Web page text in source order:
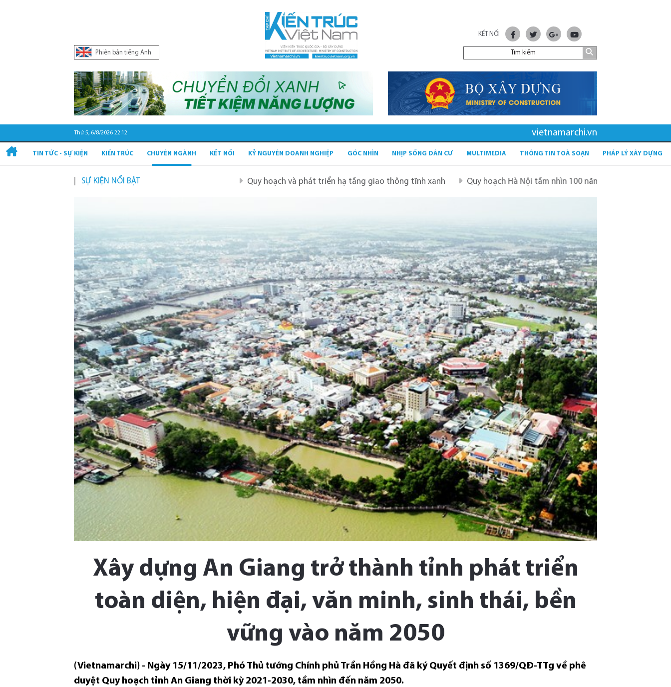
Phiên bản tiếng Anh
KẾT NỐI
Thứ 5, 6/8/2026 22:12 vietnamarchi.vn
TIN TỨC - SỰ KIỆN KIẾN TRÚC CHUYÊN NGÀNH KẾT NỐI KỶ NGUYÊN DOANH NGHIỆP GÓC NHÌN NHỊP SỐNG DÂN CƯ MULTIMEDIA THÔNG TIN TOÀ SOẠN PHÁP LÝ XÂY DỰNG
SỰ KIỆN NỔI BẬT Quy hoạch và phát triển hạ tầng giao thông tĩnh xanh Quy hoạch Hà Nội tầm nhìn 100 năm Quy hoạch mới sau sáp
Xây dựng An Giang trở thành tỉnh phát triển
toàn diện, hiện đại, văn minh, sinh thái, bền
vững vào năm 2050
(Vietnamarchi) - Ngày 15/11/2023, Phó Thủ tướng Chính phủ Trần Hồng Hà đã ký Quyết định số 1369/QĐ-TTg về phê
duyệt Quy hoạch tỉnh An Giang thời kỳ 2021-2030, tầm nhìn đến năm 2050.